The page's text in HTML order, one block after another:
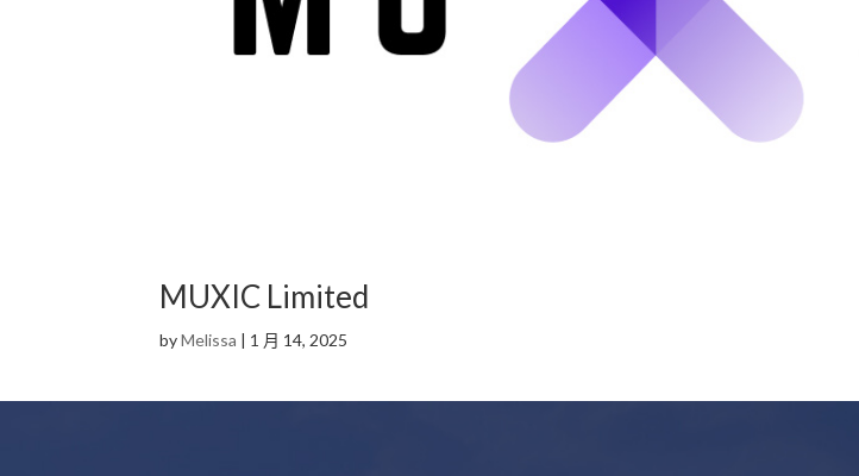
MUXIC Limited
byMelissa | 1 月 14, 2025